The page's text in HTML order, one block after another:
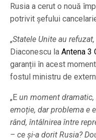
Rusia a cerut o nouă
potrivit șefului
„Statele Unite au
Diaconescu la Antena 3
garanții în acest
fostul ministru de
„E un moment
emoție, dar problema e
rând, întâlnirea între
– ce și-a dorit Rusia?